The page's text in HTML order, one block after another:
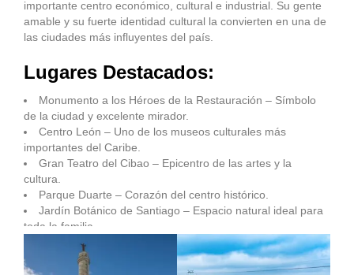
importante centro económico, cultural e industrial. Su gente
amable y su fuerte identidad cultural la convierten en una de
las ciudades más influyentes del país.
Lugares Destacados:
Monumento a los Héroes de la Restauración – Símbolo
de la ciudad y excelente mirador.
Centro León – Uno de los museos culturales más
importantes del Caribe.
Gran Teatro del Cibao – Epicentro de las artes y la
cultura.
Parque Duarte – Corazón del centro histórico.
Jardín Botánico de Santiago – Espacio natural ideal para
toda la familia.